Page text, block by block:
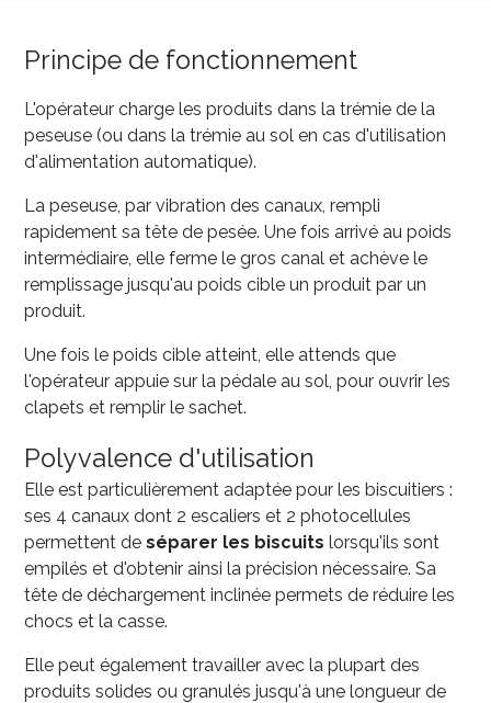
Principe de fonctionnement
L'opérateur charge les produits dans la trémie de la
peseuse (ou dans la trémie au sol en cas d'utilisation
d'alimentation automatique).
La peseuse, par vibration des canaux, rempli
rapidement sa tête de pesée. Une fois arrivé au poids
intermédiaire, elle ferme le gros canal et achève le
remplissage jusqu'au poids cible un produit par un
produit.
Une fois le poids cible atteint, elle attends que
l'opérateur appuie sur la pédale au sol, pour ouvrir les
clapets et remplir le sachet.
Polyvalence d'utilisation
Elle estparticulièrement adaptée pour les biscuitiers :
ses 4 canaux dont 2 escaliers et 2 photocellules
permettent deséparer les biscuits lorsqu'ils sont
empilés et d'obtenir ainsi la précision nécessaire.Sa
tête de déchargement inclinée permets de réduire les
chocs et la casse.
Elle peut également travailler avec la plupart des
produits solides ou granulés jusqu'à une longueur de